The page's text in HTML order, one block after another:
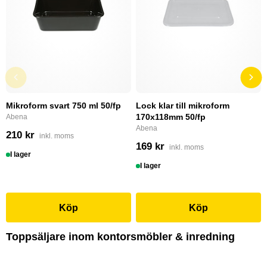
Mikroform svart 750 ml 50/fp
Abena
210 kr inkl. moms
I lager
Köp
Lock klar till mikroform
170x118mm 50/fp
Abena
169 kr inkl. moms
I lager
Köp
Toppsäljare inom kontorsmöbler & inredning